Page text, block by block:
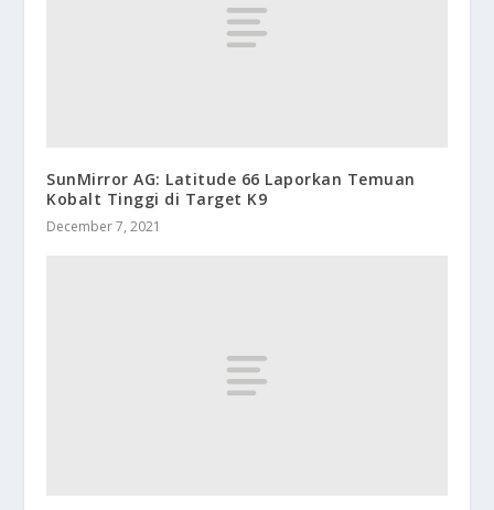
SunMirror AG: Latitude 66 Laporkan Temuan
Kobalt Tinggi di Target K9
December 7, 2021